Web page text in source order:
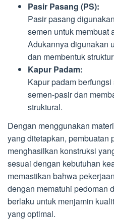
Pasir Pasang (PS):
Pasir pasang
semen untuk membuat
Adukannya digunakan
dan membentuk
Kapur Padam:
Kapur padam
semen-pasir dan
struktural.
Dengan menggunakan
yang ditetapkan, pembuatan
menghasilkan konstruksi
sesuai dengan kebutuhan
memastikan bahwa
dengan mematuhi pedoman
berlaku untuk menjamin
yang optimal.